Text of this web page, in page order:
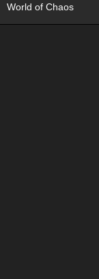
World of Chaos